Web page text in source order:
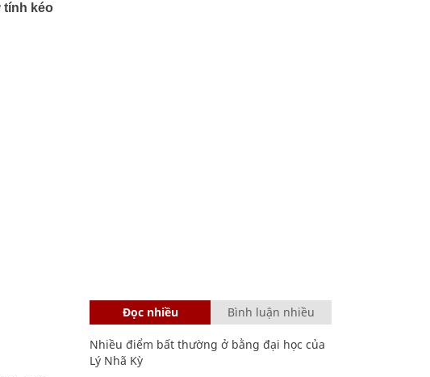
tính kéo
Đọc nhiều Bình luận nhiều
Nhiều điểm bất thường ở bằng đại học của
Lý Nhã Kỳ